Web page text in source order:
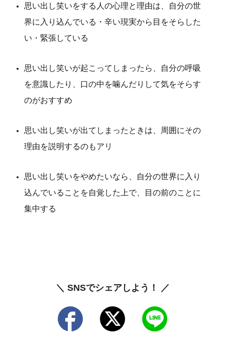
思い出し笑いをする人の心理と理由は、自分の世
界に入り込んでいる・辛い現実から目をそらした
い・緊張している
思い出し笑いが起こってしまったら、自分の呼吸
を意識したり、口の中を噛んだりして気をそらす
のがおすすめ
思い出し笑いが出てしまったときは、周囲にその
理由を説明するのもアリ
思い出し笑いをやめたいなら、自分の世界に入り
込んでいることを自覚した上で、目の前のことに
集中する
＼ SNSでシェアしよう！ ／